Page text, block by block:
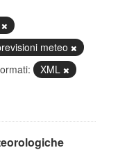
meteo
XML